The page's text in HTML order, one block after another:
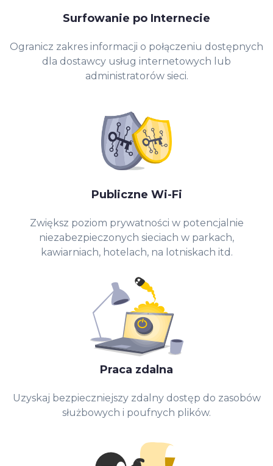
Surfowanie po Internecie
Ogranicz zakres informacji o połączeniu dostępnych
dla dostawcy usług internetowych lub
administratorów sieci.
Publiczne Wi-Fi
Zwiększ poziom prywatności w potencjalnie
niezabezpieczonych sieciach w parkach,
kawiarniach, hotelach, na lotniskach itd.
Praca zdalna
Uzyskaj bezpieczniejszy zdalny dostęp do zasobów
służbowych i poufnych plików.